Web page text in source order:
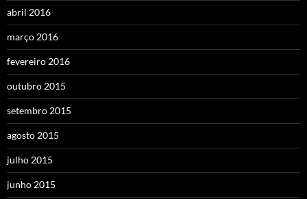
abril 2016
março 2016
fevereiro 2016
outubro 2015
setembro 2015
agosto 2015
julho 2015
junho 2015